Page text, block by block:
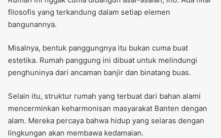
filosofis yang terkandung dalam setiap elemen
bangunannya.
Misalnya, bentuk panggungnya itu bukan cuma buat
estetika. Rumah panggung ini dibuat untuk melindungi
penghuninya dari ancaman banjir dan binatang buas.
Selain itu, struktur rumah yang terbuat dari bahan alami
mencerminkan keharmonisan masyarakat Banten dengan
alam. Mereka percaya bahwa hidup yang selaras dengan
lingkungan akan membawa kedamaian.